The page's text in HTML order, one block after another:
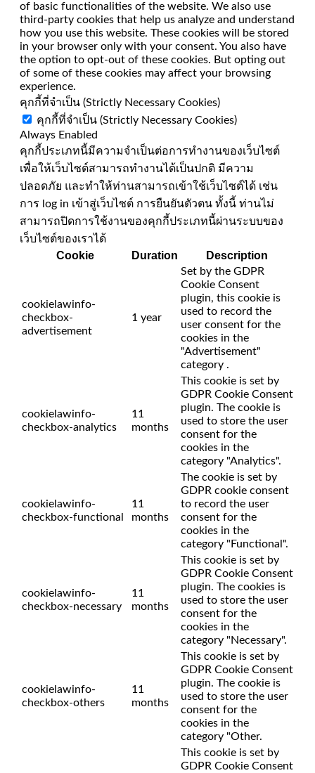
of basic functionalities of the website. We also use
third-party cookies that help us analyze and understand
how you use this website. These cookies will be stored
in your browser only with your consent. You also have
the option to opt-out of these cookies. But opting out
of some of these cookies may affect your browsing
experience.
คุกกี้ที่จำเป็น (Strictly Necessary Cookies)
คุกกี้ที่จำเป็น (Strictly Necessary Cookies)
Always Enabled
คุกกี้ประเภทนี้มีความจำเป็นต่อการทำงานของเว็บไซต์
เพื่อให้เว็บไซต์สามารถทำงานได้เป็นปกติ มีความ
ปลอดภัย และทำให้ท่านสามารถเข้าใช้เว็บไซต์ได้ เช่น
การ log in เข้าสู่เว็บไซต์ การยืนยันตัวตน ทั้งนี้ ท่านไม่
สามารถปิดการใช้งานของคุกกี้ประเภทนี้ผ่านระบบของ
เว็บไซต์ของเราได้
Cookie Duration Description
cookielawinfo-
checkbox-
advertisement
1 year
Set by the GDPR
Cookie Consent
plugin, this cookie is
used to record the
user consent for the
cookies in the
"Advertisement"
category .
cookielawinfo-
checkbox-analytics
11
months
This cookie is set by
GDPR Cookie Consent
plugin. The cookie is
used to store the user
consent for the
cookies in the
category "Analytics".
cookielawinfo-
checkbox-functional
11
months
The cookie is set by
GDPR cookie consent
to record the user
consent for the
cookies in the
category "Functional".
cookielawinfo-
checkbox-necessary
11
months
This cookie is set by
GDPR Cookie Consent
plugin. The cookies is
used to store the user
consent for the
cookies in the
category "Necessary".
cookielawinfo-
checkbox-others
11
months
This cookie is set by
GDPR Cookie Consent
plugin. The cookie is
used to store the user
consent for the
cookies in the
category "Other.
This cookie is set by
GDPR Cookie Consent